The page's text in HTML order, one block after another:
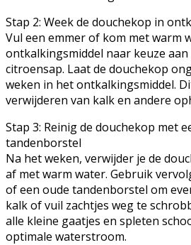
Stap 2: Week de douchekop in
Vul een emmer of kom met warm
ontkalkingsmiddel naar keuze
citroensap. Laat de douchekop
weken in het ontkalkingsmiddel.
verwijderen van kalk en andere
Stap 3: Reinig de douchekop met
tandenborstel
Na het weken, verwijder je de
af met warm water. Gebruik
of een oude tandenborstel om
kalk of vuil zachtjes weg te
alle kleine gaatjes en spleten
optimale waterstroom.